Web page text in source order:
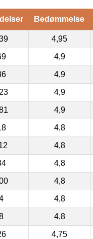
Bedømmelse
4,95
4,9
4,9
4,9
4,9
4,8
4,8
4,8
4,8
4,8
4,8
4,75